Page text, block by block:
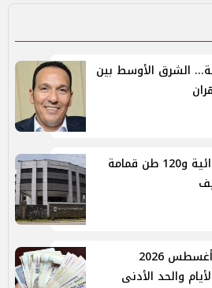
الشرق الأوسط بين
رفع المطبات العشوائية و120 طن قمامة
موعد صرف مرتبات أغسطس 2026
والحد الأدنى